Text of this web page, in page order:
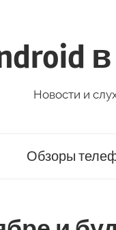
Новости и
Обзоры